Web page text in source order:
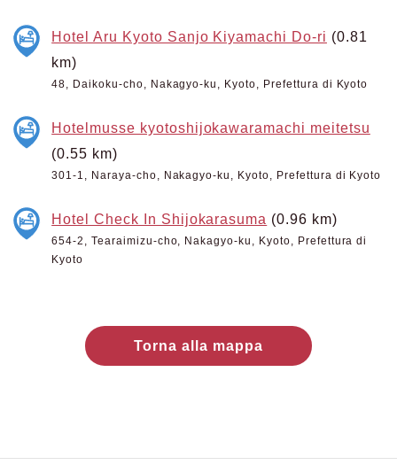
Hotel Aru Kyoto Sanjo Kiyamachi Do-ri (0.81
km)
48, Daikoku-cho, Nakagyo-ku, Kyoto, Prefettura di Kyoto
Hotelmusse kyotoshijokawaramachi meitetsu
(0.55 km)
301-1, Naraya-cho, Nakagyo-ku, Kyoto, Prefettura di Kyoto
Hotel Check In Shijokarasuma (0.96 km)
654-2, Tearaimizu-cho, Nakagyo-ku, Kyoto, Prefettura di
Kyoto
Torna alla mappa